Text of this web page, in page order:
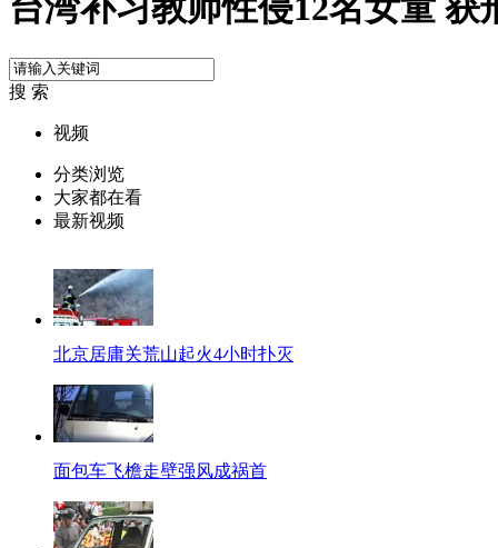
台湾补习教师性侵12名女童 获
搜 索
视频
分类浏览
大家都在看
最新视频
北京居庸关荒山起火4小时扑灭
面包车飞檐走壁强风成祸首